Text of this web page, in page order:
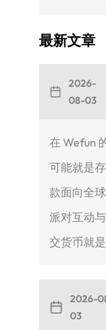
最新文章
2026-
08-03
在 Wefun
可能就是
款面向全
派对互动
交货币就
2026-
03